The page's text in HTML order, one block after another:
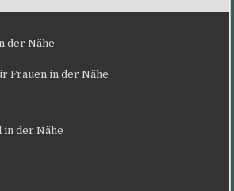
der Nähe
Frauen in der Nähe
in der Nähe